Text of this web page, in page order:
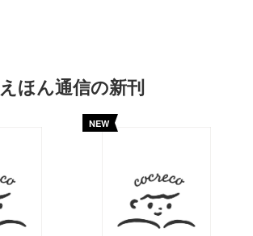
えほん通信の新刊
NEW